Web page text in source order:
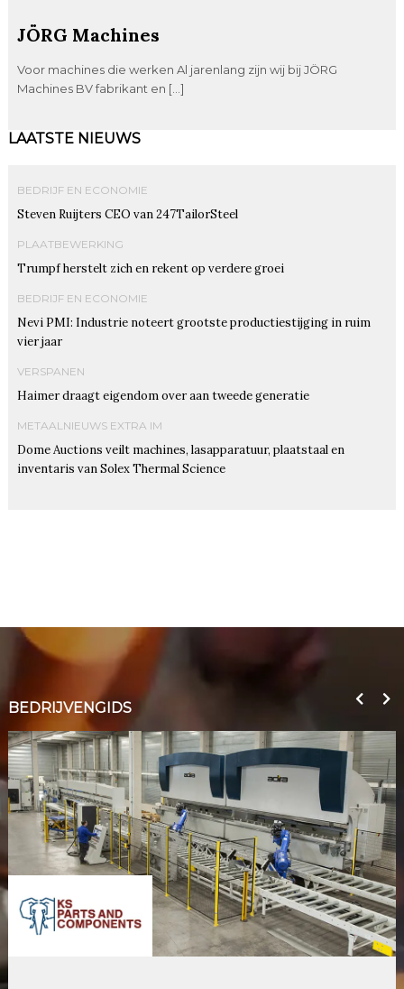
JÖRG Machines
Voor machines die werken Al jarenlang zijn wij bij JÖRG
Machines BV fabrikant en […]
LAATSTE NIEUWS
BEDRIJF EN ECONOMIE
Steven Ruijters CEO van 247TailorSteel
PLAATBEWERKING
Trumpf herstelt zich en rekent op verdere groei
BEDRIJF EN ECONOMIE
Nevi PMI: Industrie noteert grootste productiestijging in ruim
vier jaar
VERSPANEN
Haimer draagt eigendom over aan tweede generatie
METAALNIEUWS EXTRA IM
Dome Auctions veilt machines, lasapparatuur, plaatstaal en
inventaris van Solex Thermal Science
BEDRIJVENGIDS